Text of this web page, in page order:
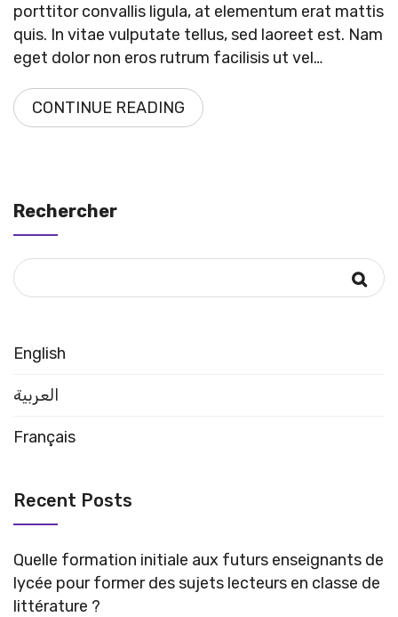
porttitor convallis ligula, at elementum erat mattis
quis. In vitae vulputate tellus, sed laoreet est. Nam
eget dolor non eros rutrum facilisis ut vel…
CONTINUE READING
Rechercher
English
العربية
Français
Recent Posts
Quelle formation initiale aux futurs enseignants de
lycée pour former des sujets lecteurs en classe de
littérature ?